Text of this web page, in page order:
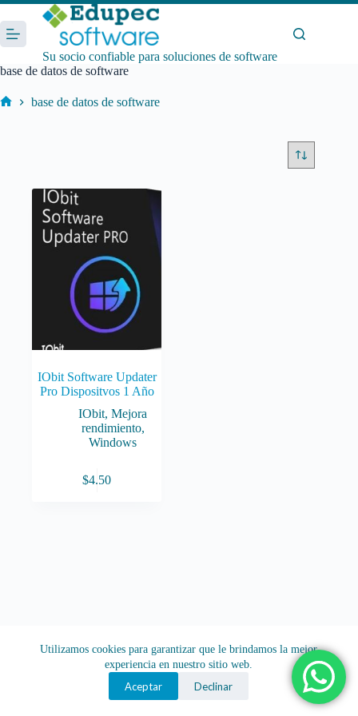
Saltar
al
contenido
Utilizamos cookies para garantizar que le brindamos la mejor
experiencia en nuestro sitio web.
Aceptar Declinar
Su socio confiable para soluciones de software
base de datos de software
base de datos de software
IObit Software Updater
Pro Dispositvos 1 Año
IObit,Mejora
rendimiento,
Windows
$4.50